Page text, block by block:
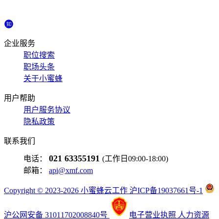
企业服务
职位搜索
职场头条
关于小蜜蜂
用户帮助
用户服务协议
隐私政策
联系我们
电话： 021 63355191 (工作日09:00-18:00)
邮箱： api@xmf.com
Copyright © 2023-2026 小蜜蜂云工作 沪ICP备19037661号-1
沪公网安备 31011702008840号 电子营业执照 人力资源